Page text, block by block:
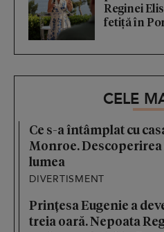
Reginei
fetiță în
CELE
Ce s-a întâmplat cu
Monroe. Descoperirea
lumea
DIVERTISMENT
Prințesa Eugenie a
treia oară. Nepoata